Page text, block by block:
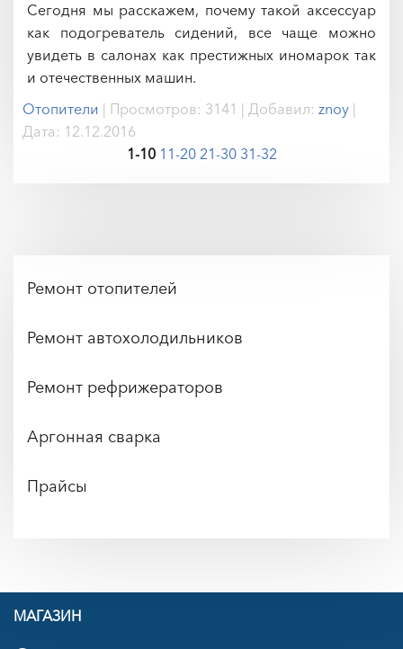
Сегодня мы расскажем, почему такой аксессуар
как подогреватель сидений, все чаще можно
увидеть в салонах как престижных иномарок так
и отечественных машин.
Отопители | Просмотров: 3141 | Добавил: znoy |
Дата: 12.12.2016
1-10 11-20 21-30 31-32
Ремонт отопителей
Ремонт автохолодильников
Ремонт рефрижераторов
Аргонная сварка
Прайсы
МАГАЗИН